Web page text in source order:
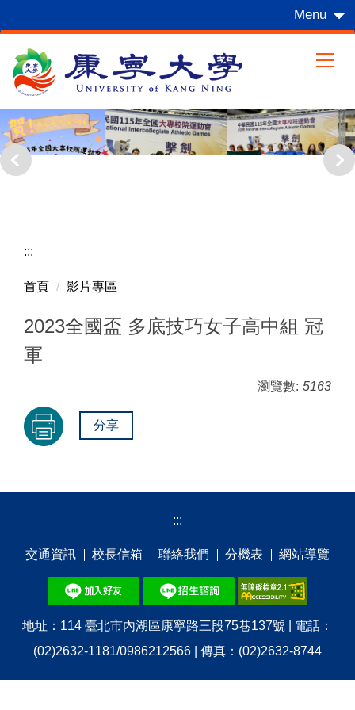
到
要
內
容
區
Menu
:::
首頁 影片專區
2023全國盃 多底技巧女子高中組 冠
軍
瀏覽數: 5163
分享
:::
交通資訊 校⻑信箱 聯絡我們 分機表 網站導覽
地址：114 臺北市內湖區康寧路三段75巷137號 | 電話：
(02)2632-1181/0986212566 | 傳真：(02)2632-8744